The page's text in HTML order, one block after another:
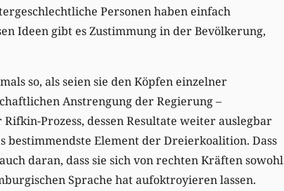
Personen haben einfach
Ideen gibt es Zustimmung in der Bevölkerung,
so, als seien sie den Köpfen einzelner
Anstrengung der Regierung –
Prozess, dessen Resultate weiter auslegbar
bestimmendste Element der Dreierkoalition. Dass
daran, dass sie sich von rechten Kräften sowohl
Sprache hat aufoktroyieren lassen.